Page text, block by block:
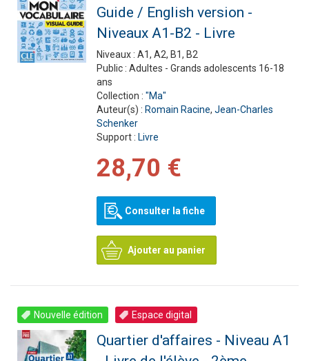
Guide / English version -
Niveaux A1-B2 - Livre
Niveaux : A1, A2, B1, B2
Public : Adultes - Grands adolescents 16-18
ans
Collection : "Ma"
Auteur(s) : Romain Racine, Jean-Charles
Schenker
Support : Livre
28,70 €
Consulter la fiche
Ajouter au panier
Nouvelle édition Espace digital
Quartier d'affaires - Niveau A1